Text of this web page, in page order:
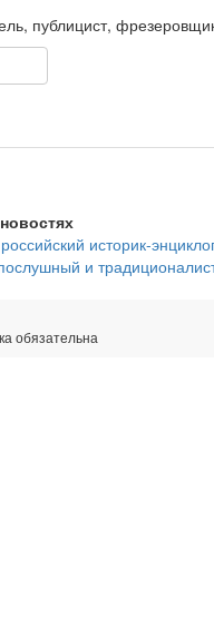
публицист,
историк-
и
обязательна